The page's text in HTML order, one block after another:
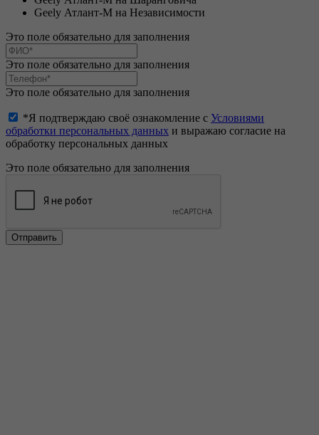
Geely Атлант-М на Независимости
Это поле обязательно для заполнения
Это поле обязательно для заполнения
Это поле обязательно для заполнения
*Я подтверждаю своё ознакомление с Условиями
обработки персональных данных и выражаю согласие на
обработку персональных данных
Это поле обязательно для заполнения